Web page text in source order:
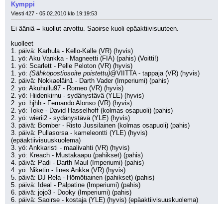
Kymppi
Viesti 427 - 05.02.2010 klo 19:19:53
Ei ääniä = kuollut arvottu. Saoirse kuoli epäaktiivisuuteen.
kuolleet
1. päivä: Karhula - Kello-Kalle (VR) (hyvis)
1. yö: Aku Vankka - Magneetti (FIA) (pahis) (Voitti!)
1. yö: Scarlett - Pelle Peloton (VR) (hyvis)
1. yö: (Sähköpostiosoite poistettu)@VIITTA - tappaja (VR) (hyvis)
2. päivä: Nokkaeläin1 - Darth Vader (Imperiumi) (pahis)
2. yö: Akuhullu97 - Romeo (VR) (hyvis)
2. yö: Hiidenkirnu - sydänystävä (YLE) (hyvis)
2. yö: hjhh - Fernando Alonso (VR) (hyvis)
2. yö: Toke - David Hasselhoff (kolmas osapuoli) (pahis)
2. yö: wierii2 - sydänystävä (YLE) (hyvis)
3. päivä: Bomber - Risto Jussilainen (kolmas osapuoli) (pahis)
3. päivä: Pullasorsa - kameleontti (YLE) (hyvis)
(epäaktiivisuuskuolema)
3. yö: Ankkaristi - maalivahti (VR) (hyvis)
3. yö: Kreach - Mustakaapu (pahikset) (pahis)
4. päivä: Padi - Darth Maul (Imperiumi) (pahis)
4. yö: Niketin - Iines Ankka (VR) (hyvis)
5. päivä: DJ Rela - Hömötiainen (pahikset) (pahis)
5. päivä: Ideal - Palpatine (Imperiumi) (pahis)
6. päivä: jojo3 - Dooky (Imperiumi) (pahis)
6. päivä: Saoirse - kostaja (YLE) (hyvis) (epäaktiivisuuskuolema)